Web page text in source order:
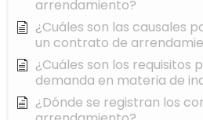
arrendamiento?
¿Cuáles son las causales
un contrato de
¿Cuáles son los requisitos
demanda en materia de
¿Dónde se registran los